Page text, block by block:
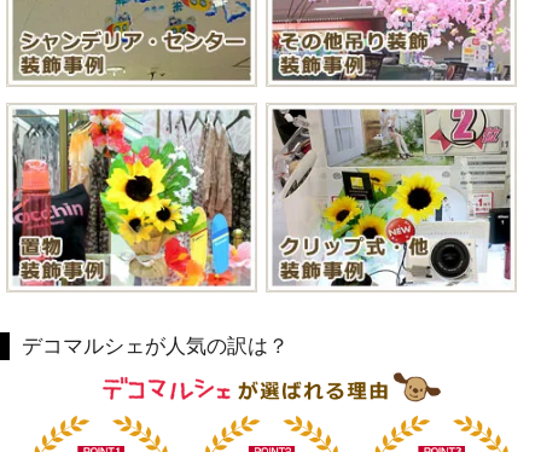
デコマルシェが人気の訳は？